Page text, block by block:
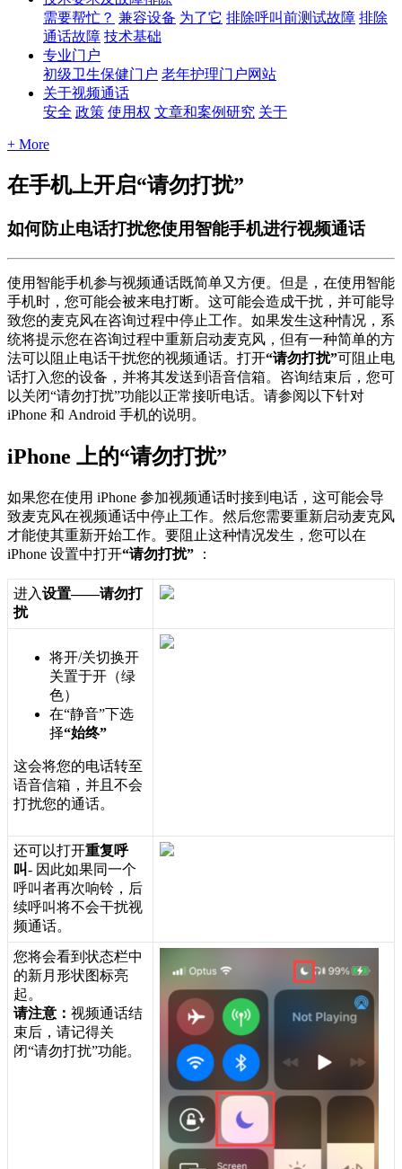
需要帮忙？ 兼容设备 为了它 排除呼叫前测试故障 排除
通话故障 技术基础
专业门户
初级卫生保健门户 老年护理门户网站
关于视频通话
安全 政策 使用权 文章和案例研究 关于
+ More
在手机上开启“请勿打扰”
如何防止电话打扰您使用智能手机进行视频通话
使用 智能手机参与视频通话既简单又 方便。 但是 ， 在使用 智能
手机时 ， 您可能会被来电打断。 这可能会造成干扰 ， 并可能导
致您的麦克风在咨询过程中停止工作。 如果发生这种情况 ， 系
统将提示您在咨询过程中重新启动麦克风 ， 但有一种简单的方
法可以 阻 止电话干扰您的视频通话。 打开“请勿打扰”可阻 止电
话打入您的设备 ， 并将其发送到 语音信箱。 咨询结束后 ， 您可
以关闭“请勿打扰”功能以正常接听电话。 请参阅 以下针对
iPhone 和 Android 手机的说明 。
iPhone 上的“请勿打扰”
如果您在使用 iPhone 参加视频通话时接到 电话 ， 这可能会导
致麦克风在视频通话中停止工作。 然后您需要重新启动麦克风
才能使其重新开始工作。 要阻 止这种情况发生 ， 您可以在
iPhone 设置中打开“请勿打扰” ：
进入设置——请勿打
扰
将开/关切换开
关置于开 （绿
色）
在“静音”下选
择“始终”
这会将您的电话转至
语音信箱 ，并 且不会
打扰您的通话。
还可以打开重复呼
叫- 因 此如果同一个
呼叫者再次响铃 ， 后
续呼叫将不会干扰视
频通话。
您将会看到状态栏中
的新月形状图标亮
起。
请注意 ：视频通话结
束后 ，请记得关
闭“请勿打扰”功能。